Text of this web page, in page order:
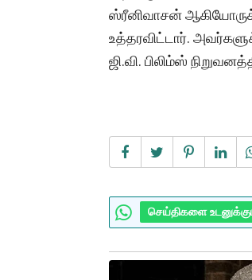
ஸ்ரீனிவாசன்
உத்தரவிட்டார்.
ஜி.வி. பிலிம்ஸ்
செய்திகளை